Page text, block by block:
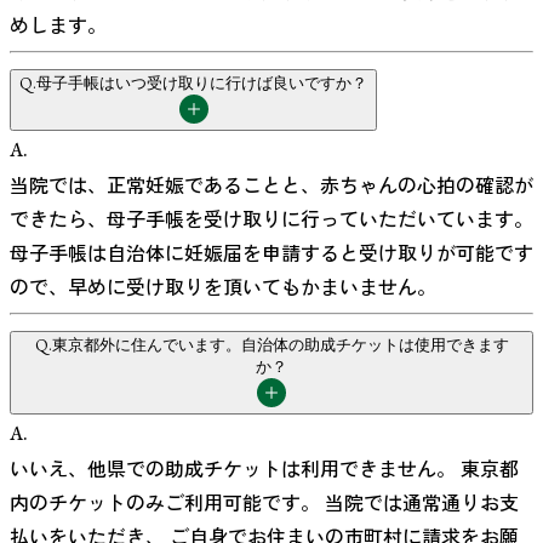
めします。
Q.母子手帳はいつ受け取りに行けば良いですか？
A.
当院では、正常妊娠であることと、赤ちゃんの心拍の確認が
できたら、母子手帳を受け取りに行っていただいています。
母子手帳は自治体に妊娠届を申請すると受け取りが可能です
ので、早めに受け取りを頂いてもかまいません。
Q.東京都外に住んでいます。自治体の助成チケットは使用できます
か？
A.
いいえ、他県での助成チケットは利用できません。 東京都
内のチケットのみご利用可能です。 当院では通常通りお支
払いをいただき、 ご自身でお住まいの市町村に請求をお願